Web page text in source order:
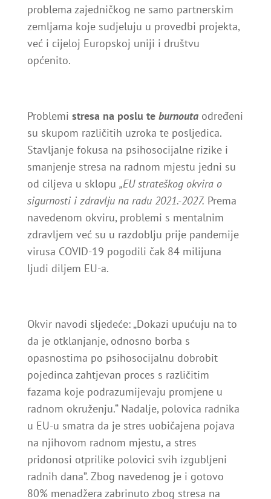
problema zajedničkog ne samo partnerskim
zemljama koje sudjeluju u provedbi projekta,
već i cijeloj Europskoj uniji i društvu
općenito.
Problemi stresa na poslu te burnoutaodređeni
su skupom različitih uzroka te posljedica.
Stavljanje fokusa na psihosocijalne rizike i
smanjenje stresa na radnom mjestu jedni su
od ciljeva u sklopu „EU strateškog okvira o
sigurnosti i zdravlju na radu 2021.-2027. Prema
navedenom okviru, problemi s mentalnim
zdravljem već su u razdoblju prije pandemije
virusa COVID-19 pogodili čak 84 milijuna
ljudi diljem EU-a.
Okvir navodi sljedeće: „Dokazi upućuju na to
da je otklanjanje, odnosno borba s
opasnostima po psihosocijalnu dobrobit
pojedinca zahtjevan proces s različitim
fazama koje podrazumijevaju promjene u
radnom okruženju.“ Nadalje, polovica radnika
u EU-u smatra da je stres uobičajena pojava
na njihovom radnom mjestu, a stres
pridonosi otprilike polovici svih izgubljeni
radnih dana”. Zbog navedenog je i gotovo
80% menadžera zabrinuto zbog stresa na